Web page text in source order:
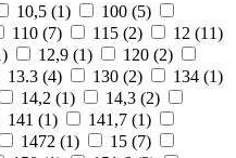
10,5 (1) 100 (5)
110 (7) 115 (2) 12 (11)
) 12,9 (1) 120 (2)
13.3 (4) 130 (2) 134 (1)
14,2 (1) 14,3 (2)
141 (1) 141,7 (1)
1472 (1) 15 (7)